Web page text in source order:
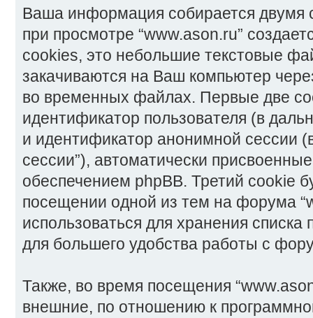
Ваша информация собирается двумя
при просмотре “www.ason.ru”
cookies, это небольшие текстовые
закачиваются на Ваш компьютер
во временных файлах. Первые две
идентификатор пользователя (в
и идентификатор анонимной сессии
сессии”), автоматически
обеспечением phpBB. Третий cookie
посещении одной из тем на форума
использоваться для хранения
для большего удобства работы с
Также, во время посещения
внешние, по отношению к